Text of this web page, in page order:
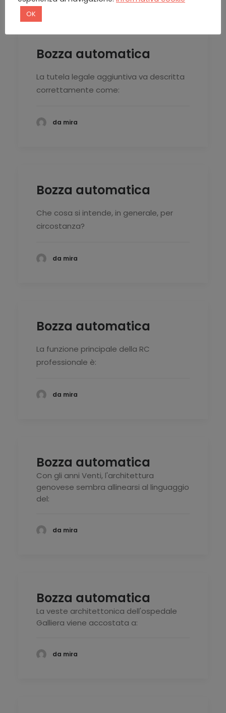
Bozza automatica
La tutela legale aggiuntiva va descritta
correttamente come:
da mira
Bozza automatica
Che cosa si intende, in generale, per
circostanza?
da mira
Bozza automatica
La funzione principale della RC
professionale è:
da mira
Bozza automatica
Con gli anni Venti, l'architettura
genovese sembra allinearsi al linguaggio
del:
da mira
Bozza automatica
La veste architettonica dell'ospedale
Galliera viene accostata a:
da mira
OK